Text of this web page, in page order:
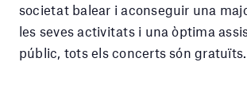
societat balear i aconseguir una
les seves activitats i una òptima
públic, tots els concerts són gratuïts.